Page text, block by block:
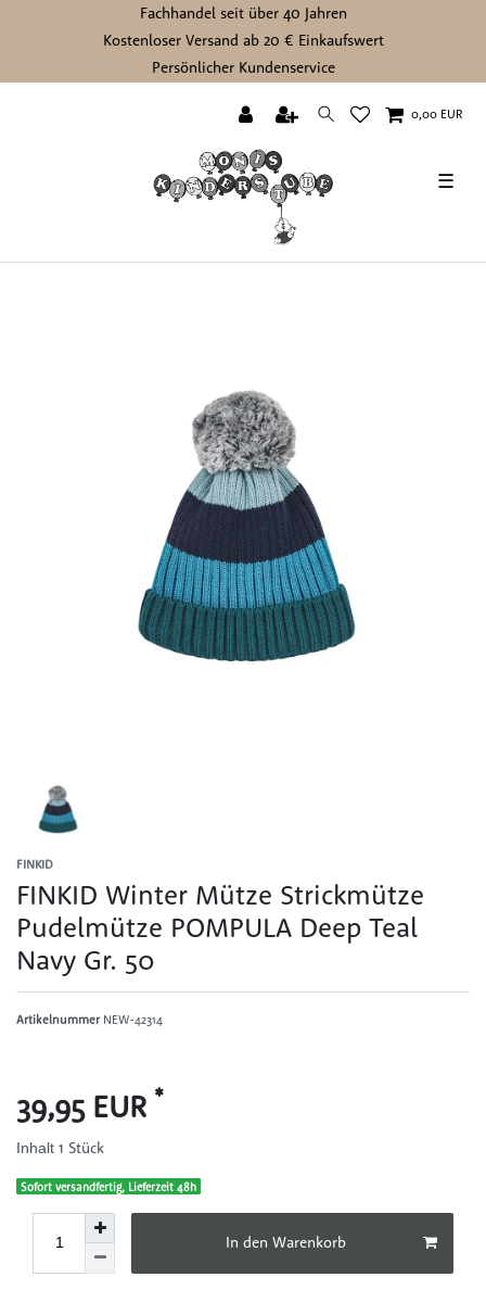
Fachhandel seit über 40 Jahren
Kostenloser Versand ab 20 € Einkaufswert
Persönlicher Kundenservice
0,00 EUR
☰
FINKID
FINKID Winter Mütze Strickmütze
Pudelmütze POMPULA Deep Teal
Navy Gr. 50
Artikelnummer NEW-42314
39,95 EUR *
Inhalt 1 Stück
Sofort versandfertig, Lieferzeit 48h
In den Warenkorb